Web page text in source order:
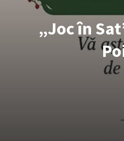
„Joc în